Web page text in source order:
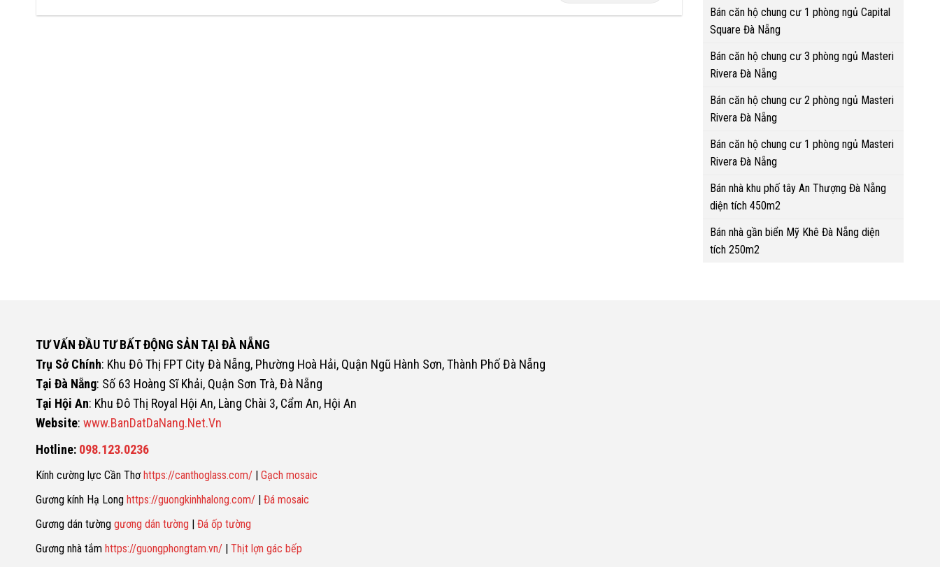
Bán căn hộ chung cư 1 phòng ngủ Capital
Square Đà Nẵng
Bán căn hộ chung cư 3 phòng ngủ Masteri
Rivera Đà Nẵng
Bán căn hộ chung cư 2 phòng ngủ Masteri
Rivera Đà Nẵng
Bán căn hộ chung cư 1 phòng ngủ Masteri
Rivera Đà Nẵng
Bán nhà khu phố tây An Thượng Đà Nẵng
diện tích 450m2
Bán nhà gần biển Mỹ Khê Đà Nẵng diện
tích 250m2
TƯ VẤN ĐẦU TƯ BẤT ĐỘNG SẢN TẠI ĐÀ NẴNG
Trụ Sở Chính: Khu Đô Thị FPT City Đà Nẵng, Phường Hoà Hải, Quận Ngũ Hành Sơn, Thành Phố Đà Nẵng
Tại Đà Nẵng: Số 63 Hoàng Sĩ Khải, Quận Sơn Trà, Đà Nẵng
Tại Hội An: Khu Đô Thị Royal Hội An, Làng Chài 3, Cẩm An, Hội An
Website: www.BanDatDaNang.Net.Vn
Hotline: 098.123.0236
Kính cường lực Cần Thơ https://canthoglass.com/| Gạch mosaic
Gương kính Hạ Long https://guongkinhhalong.com/| Đá mosaic
Gương dán tường gương dán tường | Đá ốp tường
Gương nhà tắm https://guongphongtam.vn/| Thịt lợn gác bếp